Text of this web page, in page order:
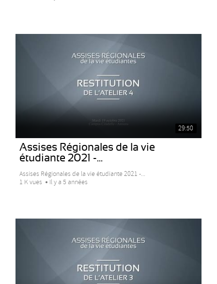
29:50
Assises Régionales de la vie
étudiante 2021 -...
Assises Régionales de la vie étudiante 2021 -...
1 K vues
Il y a 5 années